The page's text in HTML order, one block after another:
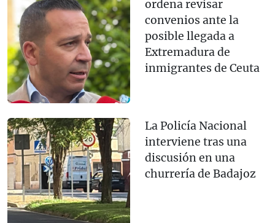
ordena revisar
convenios ante la
posible llegada a
Extremadura de
inmigrantes de Ceuta
La Policía Nacional
interviene tras una
discusión en una
churrería de Badajoz